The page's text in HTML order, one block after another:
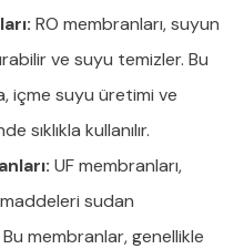
RO membranları, suyun
ve suyu temizler. Bu
içme suyu üretimi ve
sıklıkla kullanılır.
UF membranları,
sudan
membranlar, genellikle